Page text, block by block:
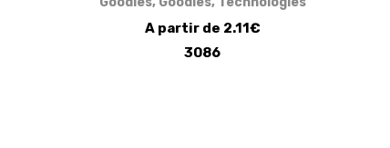
A partir de 2.11€
3086